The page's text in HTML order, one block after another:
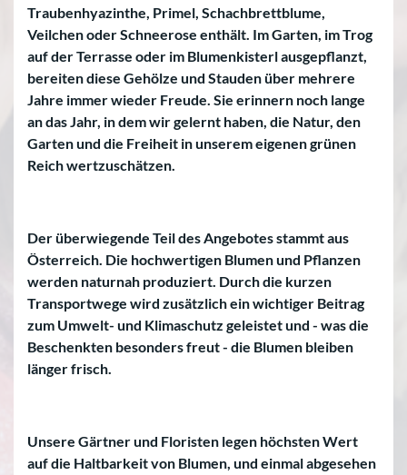
Traubenhyazinthe, Primel, Schachbrettblume,
Veilchen oder Schneerose enthält. Im Garten, im Trog
auf der Terrasse oder im Blumenkisterl ausgepflanzt,
bereiten diese Gehölze und Stauden über mehrere
Jahre immer wieder Freude. Sie erinnern noch lange
an das Jahr, in dem wir gelernt haben, die Natur, den
Garten und die Freiheit in unserem eigenen grünen
Reich wertzuschätzen.
Der überwiegende Teil des Angebotes stammt aus
Österreich. Die hochwertigen Blumen und Pflanzen
werden naturnah produziert. Durch die kurzen
Transportwege wird zusätzlich ein wichtiger Beitrag
zum Umwelt- und Klimaschutz geleistet und - was die
Beschenkten besonders freut - die Blumen bleiben
länger frisch.
Unsere Gärtner und Floristen legen höchsten Wert
auf die Haltbarkeit von Blumen, und einmal abgesehen